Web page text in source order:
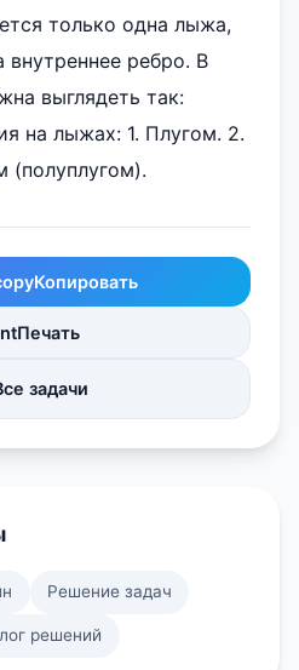
только одна лыжа,
внутреннее ребро. В
выглядеть так:
на лыжах: 1. Плугом. 2.
(полуплугом).
Копировать
Печать
задачи
Решение задач
решений